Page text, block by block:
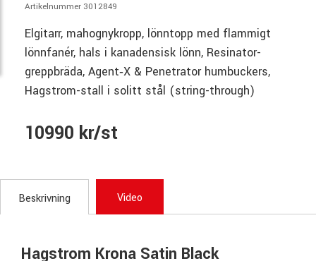
Artikelnummer 3012849
Elgitarr, mahognykropp, lönntopp med flammigt
lönnfanér, hals i kanadensisk lönn, Resinator-
greppbräda, Agent‑X & Penetrator humbuckers,
Hagstrom-stall i solitt stål (string-through)
10990 kr/st
Beskrivning Video
Hagstrom Krona Satin Black